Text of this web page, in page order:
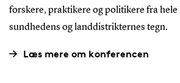
forskere, praktikere og politikere fra hele
sundhedens og landdistrikternes tegn.
Læs mere om konferencen